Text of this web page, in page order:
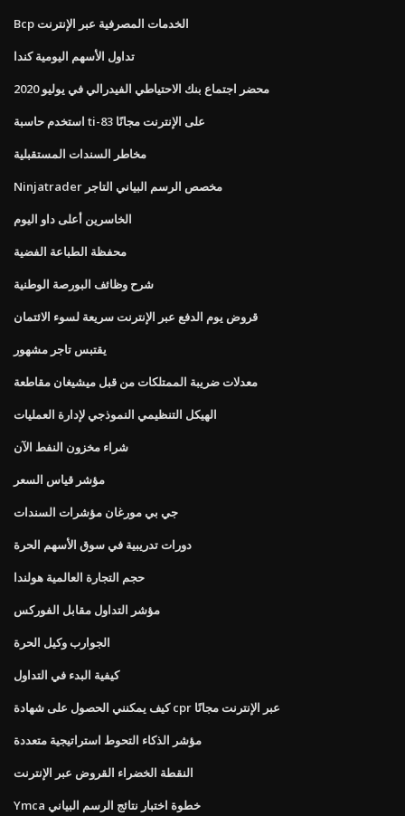
Bcp الخدمات المصرفية عبر الإنترنت
تداول الأسهم اليومية كندا
محضر اجتماع بنك الاحتياطي الفيدرالي في يوليو 2020
استخدم حاسبة ti-83 على الإنترنت مجانًا
مخاطر السندات المستقبلية
Ninjatrader مخصص الرسم البياني التاجر
الخاسرين أعلى داو اليوم
محفظة الطباعة الفضية
شرح وظائف البورصة الوطنية
قروض يوم الدفع عبر الإنترنت سريعة لسوء الائتمان
يقتبس تاجر مشهور
معدلات ضريبة الممتلكات من قبل ميشيغان مقاطعة
الهيكل التنظيمي النموذجي لإدارة العمليات
شراء مخزون النفط الآن
مؤشر قياس السعر
جي بي مورغان مؤشرات السندات
دورات تدريبية في سوق الأسهم الحرة
حجم التجارة العالمية هولندا
مؤشر التداول مقابل الفوركس
الجوارب وكيل الحرة
كيفية البدء في التداول
كيف يمكنني الحصول على شهادة cpr عبر الإنترنت مجانًا
مؤشر الذكاء التحوط استراتيجية متعددة
النقطة الخضراء القروض عبر الإنترنت
Ymca خطوة اختبار نتائج الرسم البياني